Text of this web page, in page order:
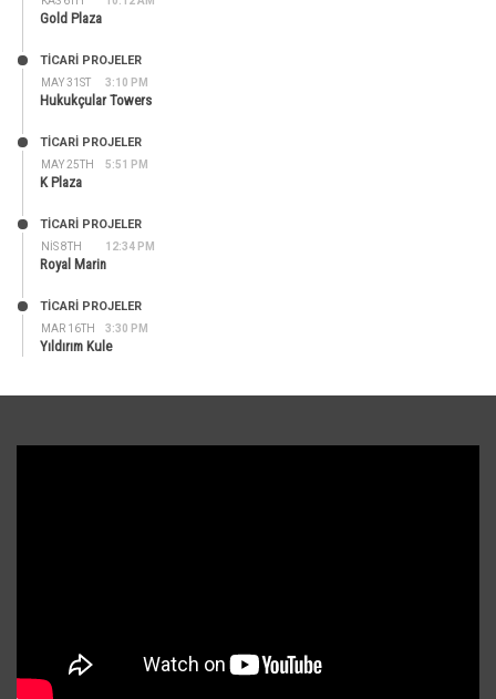
Gold Plaza
MAY 31ST 3:10 PM
TİCARİ PROJELER
Hukukçular Towers
MAY 25TH 5:51 PM
TİCARİ PROJELER
K Plaza
NIS 8TH 12:34 PM
TİCARİ PROJELER
Royal Marin
MAR 16TH 3:30 PM
TİCARİ PROJELER
Yıldırım Kule